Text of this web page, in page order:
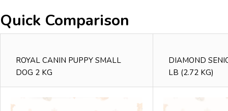
Quick Comparison
ROYAL CANIN PUPPY SMALL
DOG 2 KG
DIAMOND
LB (2.72 KG)